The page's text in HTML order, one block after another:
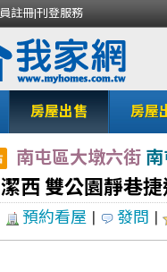
註冊|刊登服務
房屋出售 房屋
南屯區大墩六街
西 雙公園靜巷
預約看屋 | 發問 |